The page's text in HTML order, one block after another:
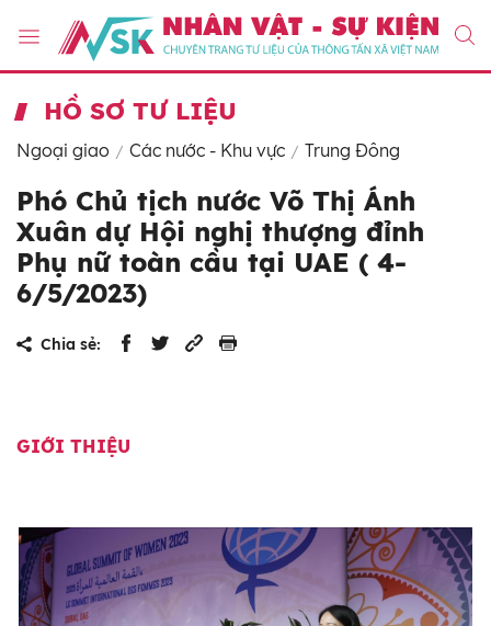
HỒ SƠ TƯ LIỆU
Ngoại giao Các nước - Khu vực Trung Đông
Phó Chủ tịch nước Võ Thị Ánh
Xuân dự Hội nghị thượng đỉnh
Phụ nữ toàn cầu tại UAE ( 4-
6/5/2023)
Chia sẻ:
GIỚI THIỆU